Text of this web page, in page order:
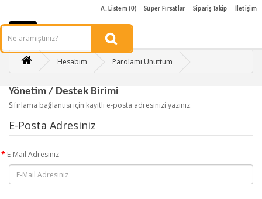
A. Listem (0) Süper Fırsatlar Sipariş Takip İletişim
Hesabım Parolamı Unuttum
Yönetim / Destek Birimi
Sıfırlama bağlantısı için kayıtlı e-posta adresinizi yazınız.
E-Posta Adresiniz
E-Mail Adresiniz